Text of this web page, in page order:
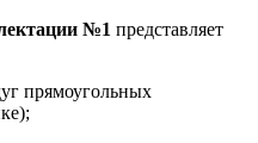
№1 представляет
прямоугольных